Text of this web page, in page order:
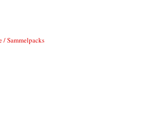
/ Sammelpacks